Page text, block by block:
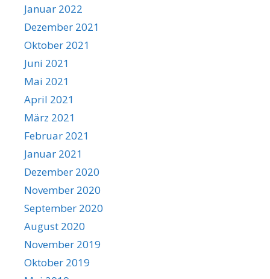
Januar 2022
Dezember 2021
Oktober 2021
Juni 2021
Mai 2021
April 2021
März 2021
Februar 2021
Januar 2021
Dezember 2020
November 2020
September 2020
August 2020
November 2019
Oktober 2019